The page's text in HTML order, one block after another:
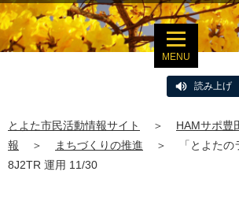
MENU
読み上げ
とよた市民活動情報サイト ＞ HAMサポ豊
報
＞ まちづくりの推進 ＞
「とよた
8J2TR 運用 11/30